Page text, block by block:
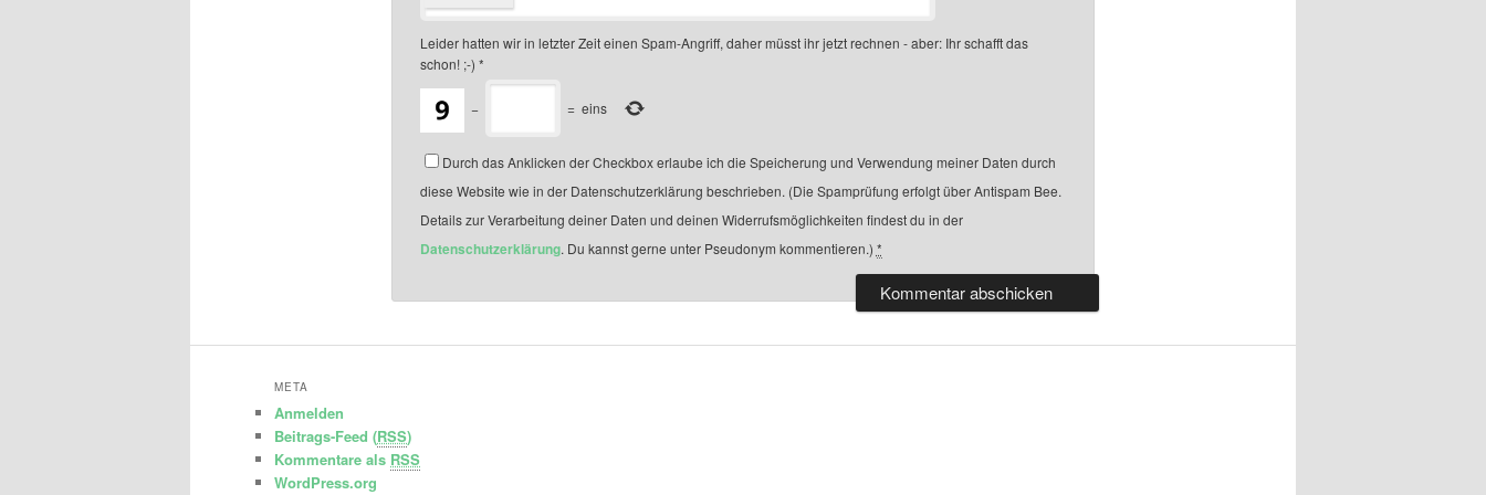
Leider hatten wir in letzter Zeit einen Spam-Angriff, daher müsst ihr jetzt rechnen - aber: Ihr schafft das
schon! ;-) *
− = eins
Durch das Anklicken der Checkbox erlaube ich die Speicherung und Verwendung meiner Daten durch
diese Website wie in der Datenschutzerklärung beschrieben. (Die Spamprüfung erfolgt über Antispam Bee.
Details zur Verarbeitung deiner Daten und deinen Widerrufsmöglichkeiten findest du in der
Datenschutzerklärung. Du kannst gerne unter Pseudonym kommentieren.) *
META
Anmelden
Beitrags-Feed (RSS)
Kommentare als RSS
WordPress.org